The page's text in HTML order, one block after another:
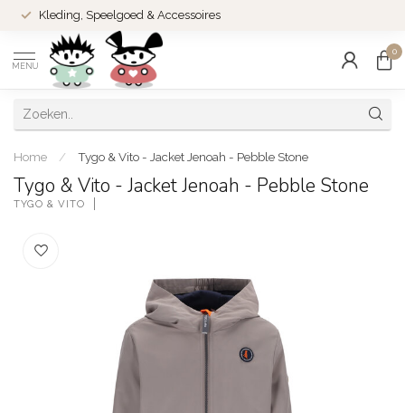
Kleding, Speelgoed & Accessoires
MENU
0
Home / Tygo & Vito - Jacket Jenoah - Pebble Stone
Tygo & Vito - Jacket Jenoah - Pebble Stone
TYGO & VITO